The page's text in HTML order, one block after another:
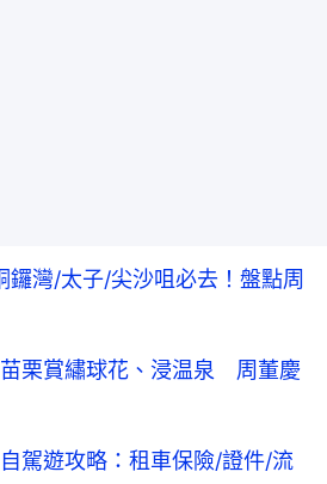
灣/太子/尖沙咀必去！盤點周
栗賞繡球花、浸温泉 周董慶
駕遊攻略：租車保險/證件/流